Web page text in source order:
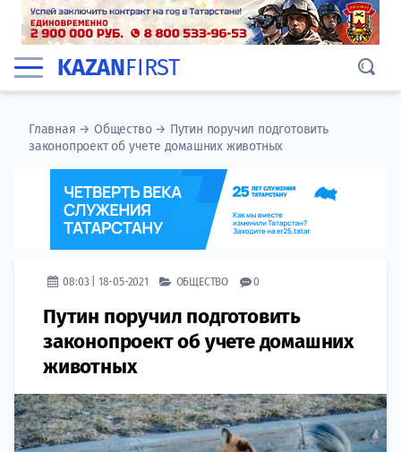
KAZANFIRST
Главная →Общество→ Путин поручил подготовить
законопроект об учете домашних животных
08:03 | 18-05-2021 ОБЩЕСТВО 0
Путин поручил подготовить
законопроект об учете домашних
животных